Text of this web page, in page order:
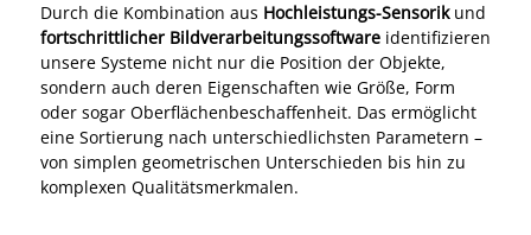
Durch die Kombination aus Hochleistungs-Sensorikund
fortschrittlicher Bildverarbeitungssoftwareidentifizieren
unsere Systeme nicht nur die Position der Objekte,
sondern auch deren Eigenschaften wie Größe, Form
oder sogar Oberflächenbeschaffenheit. Das ermöglicht
eine Sortierung nach unterschiedlichsten Parametern –
von simplen geometrischen Unterschieden bis hin zu
komplexen Qualitätsmerkmalen.